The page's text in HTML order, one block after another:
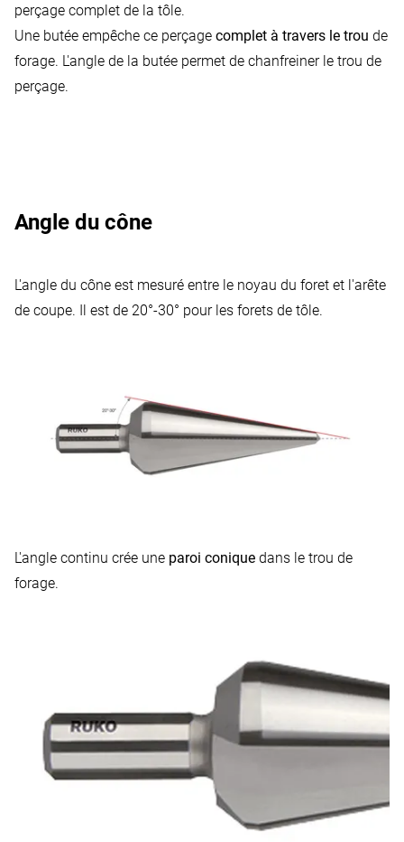
perçage complet de la tôle.
Une butée empêche ce perçage complet à travers le trou de
forage. L'angle de la butée permet de chanfreiner le trou de
perçage.
Angle du cône
L'angle du cône est mesuré entre le noyau du foret et l'arête
de coupe. Il est de 20°-30° pour les forets de tôle.
L'angle continu crée une paroi conique dans le trou de
forage.